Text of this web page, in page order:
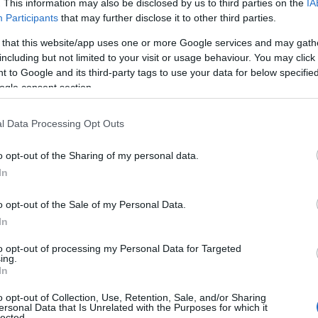
This information may also be disclosed by us to third parties on the
Participants that may further disclose it to other third parties.
that this website/app uses one or more Google services and may
but not limited to your visit or usage behaviour. You may
to Google and its third-party tags to use your data for below
consent section.
Data Processing Opt Outs
opt-out of the Sharing of my personal data.
opt-out of the Sale of my Personal Data.
opt-out of processing my Personal Data for Targeted
opt-out of Collection, Use, Retention, Sale, and/or Sharing
Data that Is Unrelated with the Purposes for which it
a törvény indoklása is utal, az
bevezetésének eredeti célja a
adózói kör adózásának
és a gazdaság fehérítése
adómérték elinflálódása és a 40%-os
6 millió forintról
előrehaladtával egyre több közép- és nagyvállalat
a korábban munkaviszony keretében
KATA-s egyéni vállalkozóként